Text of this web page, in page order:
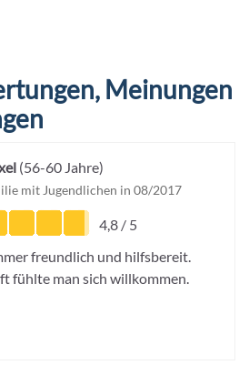
Meinungen
(56-60 Jahre)
mit Jugendlichen in 08/2017
4,8 / 5
freundlich und hilfsbereit.
fühlte man sich willkommen.